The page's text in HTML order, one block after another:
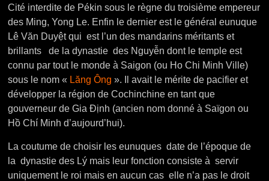
Cité interdite de Pékin sous le règne du troisième empereur
des Ming, Yong Le. Enfin le dernier est le général eunuque
Lê Văn Duyệt qui est l’un des mandarins méritants et
brillants de la dynastie des Nguyễn dont le temple est
connu par tout le monde à Saigon (ou Ho Chi Minh Ville)
sous le nom « Lăng Ông ». Il avait le mérite de pacifier et
développer la région de Cochinchine en tant que
gouverneur de Gia Định (ancien nom donné à Saïgon ou
Hồ Chí Minh d’aujourd’hui).
La coutume de choisir les eunuques date de l’époque de
la dynastie des Lý mais leur fonction consiste à servir
uniquement le roi mais en aucun cas elle n’a pas le droit